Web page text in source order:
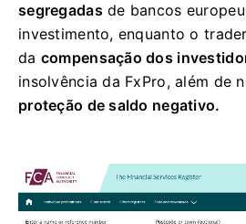
segregadas de bancos
investimento, enquanto o
da compensação dos
insolvência da FxPro, além de
proteção de saldo negativo.